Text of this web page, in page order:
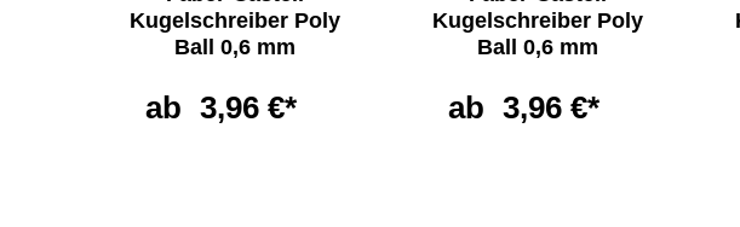
Kugelschreiber Poly
Ball 0,6 mm
ab 3,96 €*
Kugelschreiber Poly
Ball 0,6 mm
ab 3,96 €*